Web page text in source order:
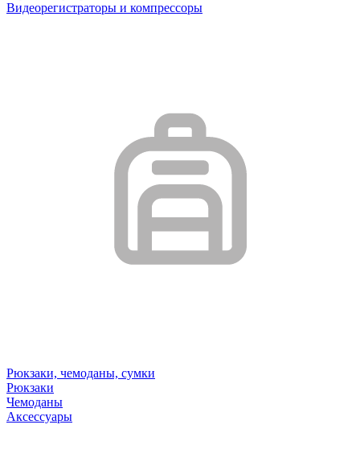
Видеорегистраторы и компрессоры
Рюкзаки, чемоданы, сумки
Рюкзаки
Чемоданы
Аксессуары